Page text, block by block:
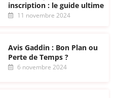
inscription : le guide ultime
11 novembre 2024
Avis Gaddin : Bon Plan ou
Perte de Temps ?
6 novembre 2024